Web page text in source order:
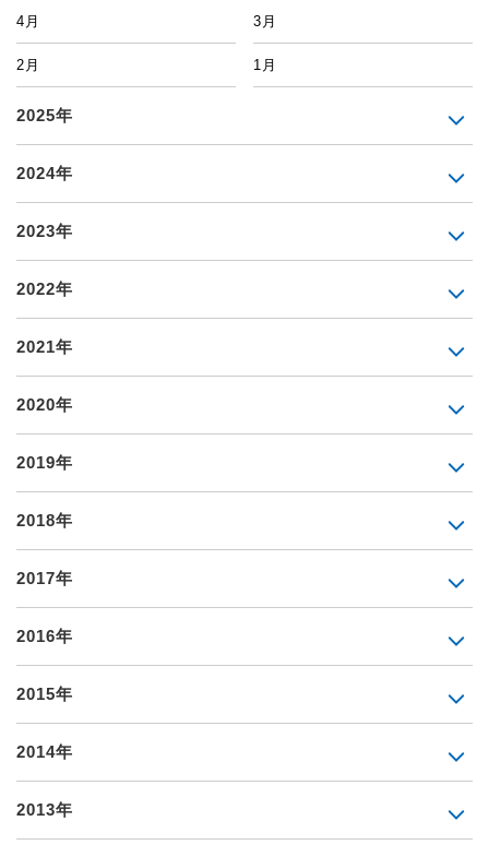
4月 3月
2月 1月
2025年
2024年
2023年
2022年
2021年
2020年
2019年
2018年
2017年
2016年
2015年
2014年
2013年